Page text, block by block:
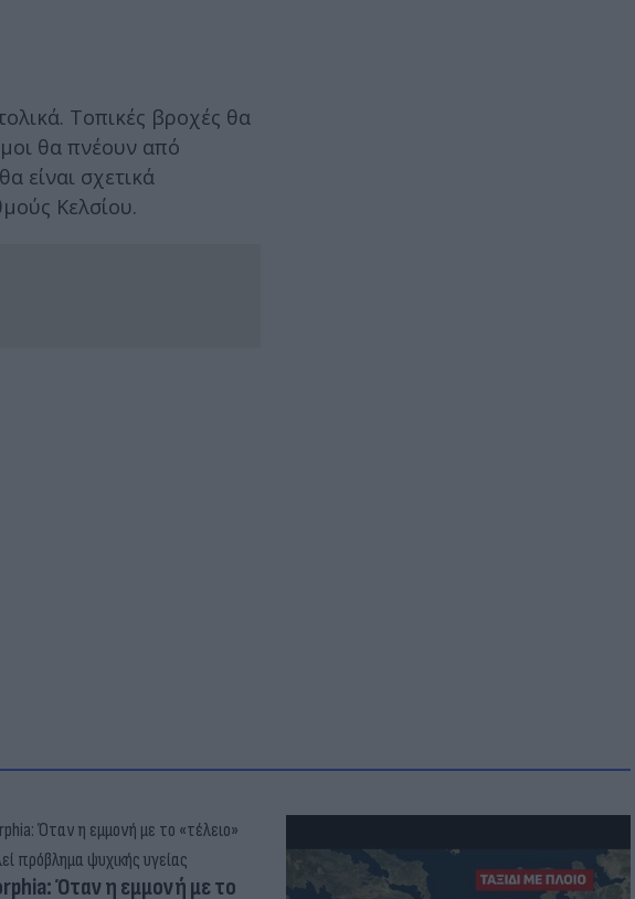
Τοπικές βροχές θα
θα πνέουν από
είναι σχετικά
Κελσίου.
Όταν η εμμονή με το